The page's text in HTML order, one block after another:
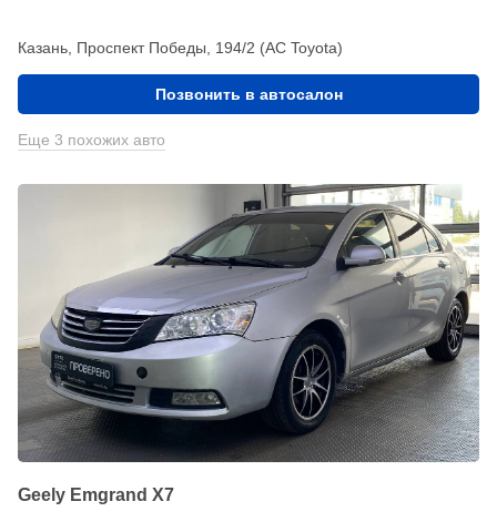
Казань, Проспект Победы, 194/2 (АС Toyota)
Позвонить в автосалон
Еще 3 похожих авто
Geely Emgrand X7